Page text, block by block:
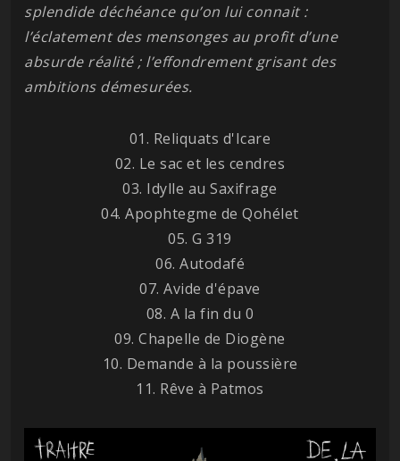
splendide déchéance qu’on lui connait :
l’éclatement des mensonges au profit d’une
absurde réalité ; l’effondrement grisant des
ambitions démesurées.
01. Reliquats d'Icare
02. Le sac et les cendres
03. Idylle au Saxifrage
04. Apophtegme de Qohélet
05. G 319
06. Autodafé
07. Avide d'épave
08. A la fin du 0
09. Chapelle de Diogène
10. Demande à la poussière
11. Rêve à Patmos